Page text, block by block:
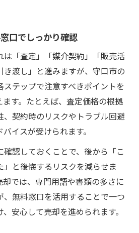
口でしっかり確認
は「査定」「媒介契約」「販売活
渡し」と進みますが、守口市の
テップで注意すべきポイントを
す。たとえば、査定価格の根拠
、契約時のリスクやトラブル回避
イスが受けられます。
認しておくことで、後から「こ
と後悔するリスクを減らせま
では、専門用語や書類の多さに
、無料窓口を活用することで一つ
安心して売却を進められます。